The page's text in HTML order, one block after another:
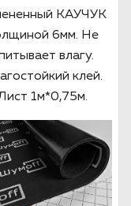
КАУЧУК
6мм. Не
влагу.
клей.
1м*0,75м.